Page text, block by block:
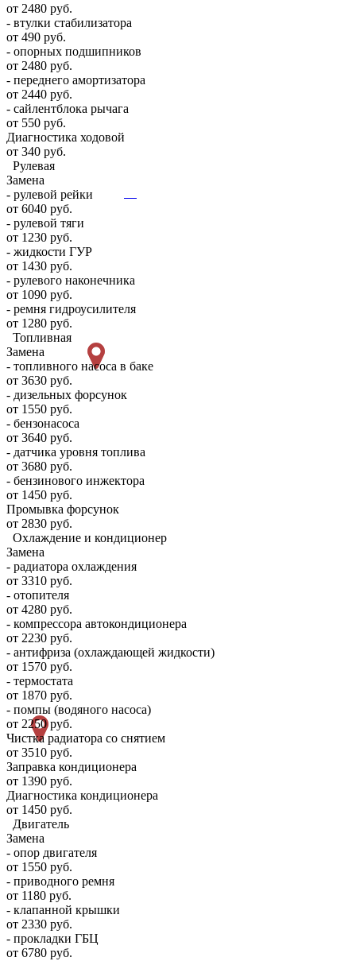
от 2480 руб.
- втулки стабилизатора
от 490 руб.
- опорных подшипников
от 2480 руб.
- переднего амортизатора
от 2440 руб.
- сайлентблока рычага
от 550 руб.
Диагностика ходовой
от 340 руб.
Рулевая
Замена
- рулевой рейки
от 6040 руб.
- рулевой тяги
от 1230 руб.
- жидкости ГУР
от 1430 руб.
- рулевого наконечника
от 1090 руб.
- ремня гидроусилителя
от 1280 руб.
Топливная
Замена
- топливного насоса в баке
от 3630 руб.
- дизельных форсунок
от 1550 руб.
- бензонасоса
от 3640 руб.
- датчика уровня топлива
от 3680 руб.
- бензинового инжектора
от 1450 руб.
Промывка форсунок
от 2830 руб.
Охлаждение и кондиционер
Замена
- радиатора охлаждения
от 3310 руб.
- отопителя
от 4280 руб.
- компрессора автокондиционера
от 2230 руб.
- антифриза (охлаждающей жидкости)
от 1570 руб.
- термостата
от 1870 руб.
- помпы (водяного насоса)
от 2250 руб.
Чистка радиатора со снятием
от 3510 руб.
Заправка кондиционера
от 1390 руб.
Диагностика кондиционера
от 1450 руб.
Двигатель
Замена
- опор двигателя
от 1550 руб.
- приводного ремня
от 1180 руб.
- клапанной крышки
от 2330 руб.
- прокладки ГБЦ
от 6780 руб.